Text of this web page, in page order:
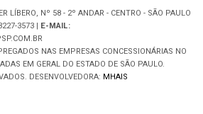
LÍBERO, Nº 58 - 2º ANDAR - CENTRO - SÃO PAULO
3573 | E-MAIL:
NAS EMPRESAS CONCESSIONÁRIAS NO
EM GERAL DO ESTADO DE SÃO PAULO.
DESENVOLVEDORA: MHAIS